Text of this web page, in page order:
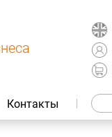
Контакты